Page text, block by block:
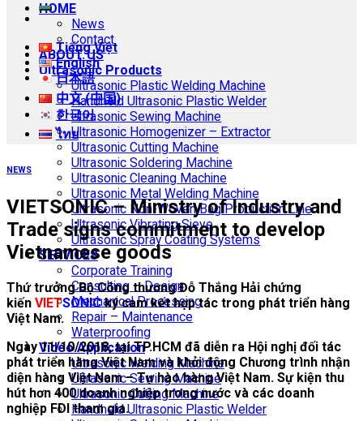
HOME
News
Contact
ABOUT US
Ultrasonic Products
Ultrasonic Plastic Welding Machine
Handheld Ultrasonic Plastic Welder
Ultrasonic Sewing Machine
Ultrasonic Homogenizer – Extractor
Ultrasonic Cutting Machine
Ultrasonic Soldering Machine
Ultrasonic Cleaning Machine
Ultrasonic Metal Welding Machine
Ultrasonic Non-Woven Bag Production Line
Ultrasonic Vibrating Sieve
Ultrasonic Spray Coating Systems
SERVICES
Corporate Training
Consulting – Design
Mechanical Processing
Repair – Maintenance
Waterproofing
Video Application
Ultrasonic Welding Machine
Ultrasonic Sewing Machine
Ultrasonic Cutting Machine
Handheld Ultrasonic Plastic Welder
Tiếng Việt
English
日本語
中文 (中国)
한국어
ไทย
NEWS
VIETSONIC – Ministry of Industry and
Trade signs commitment to develop
Vietnamese goods
Thứ trưởng Bộ Công thương Đỗ Thắng Hải chứng
kiến VIETSONICký cam kết hợp tác trong phát triển hàng
Việt Nam.
Ngày 11/10/2018, tại TP.HCM đã diễn ra Hội nghị đối tác
phát triển hàng Việt Nam và khởi động Chương trình nhận
diện hàng Việt Nam – Tự hào hàng Việt Nam. Sự kiện thu
hút hơn 400 doanh nghiệp trong nước và các doanh
nghiệp FDI tham gia.